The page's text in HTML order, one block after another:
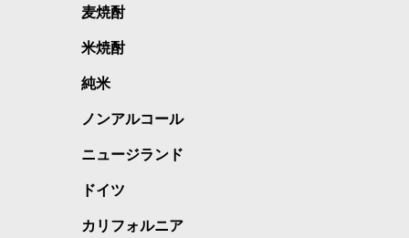
麦焼酎
米焼酎
純米
ノンアルコール
ニュージランド
ドイツ
カリフォルニア